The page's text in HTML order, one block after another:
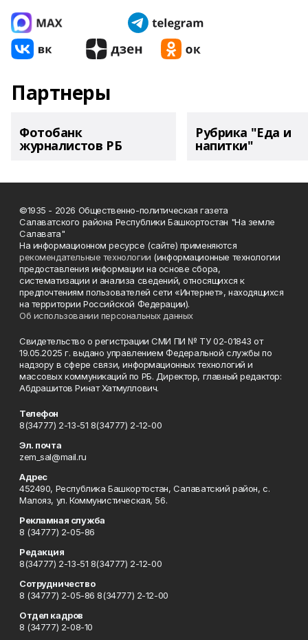
Партнеры
Фотобанк
журналистов РБ
Рубрика "Еда и
напитки"
©1935 - 2026 Общественно-политическая газета
Салаватского района Республики Башкортостан "На земле
Салавата"
На информационном ресурсе (сайте) применяются
рекомендательные технологии (информационные технологии
предоставления информации на основе сбора,
систематизации и анализа сведений, относящихся к
предпочтениям пользователей сети «Интернет», находящихся
на территории Российской Федерации).
Об использовании персональных данных
Свидетельство о регистрации СМИ ПИ № ТУ 02-01843 от
19.05.2025 г. выдано управлением Федеральной службы по
надзору в сфере связи, информационных технологий и
массовых коммуникаций по РБ. Директор, главный редактор:
Абдрашитов Ринат Хатмуллович.
Телефон
8(34777) 2-13-51 8(34777) 2-12-00
Эл. почта
zem_sal@mail.ru
Адрес
452490, Республика Башкортостан, Салаватский район, с.
Малояз, ул. Коммунистическая, 56.
Рекламная служба
8 (34777) 2-05-86
Редакция
8(34777) 2-13-51 8(34777) 2-12-00
Сотрудничество
8 (34777) 2-05-86 8(34777) 2-12-00
Отдел кадров
8 (34777) 2-08-10